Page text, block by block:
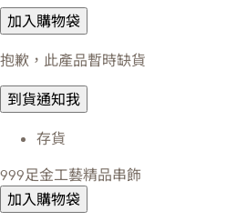
加入購物袋
抱歉，此產品暫時缺貨
到貨通知我
存貨
999足金工藝精品串飾
加入購物袋